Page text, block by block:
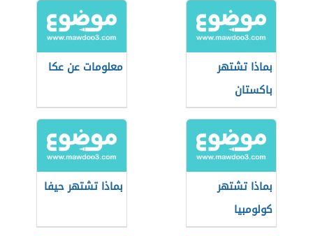
بماذا تشتهر
باكستان
معلومات عن عكا
بماذا تشتهر
كولومبيا
بماذا تشتهر حيفا